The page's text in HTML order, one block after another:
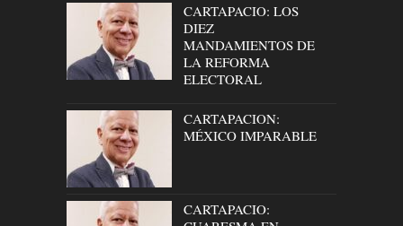
CARTAPACIO: LOS
DIEZ
MANDAMIENTOS DE
LA REFORMA
ELECTORAL
CARTAPACION:
MÉXICO IMPARABLE
CARTAPACIO: